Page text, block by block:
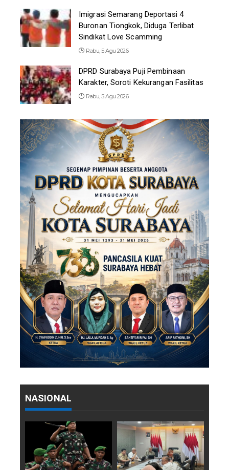
Imigrasi Semarang Deportasi 4
Buronan Tiongkok, Diduga Terlibat
Sindikat Love Scamming
Rabu, 5 Agu 2026
DPRD Surabaya Puji Pembinaan
Karakter, Soroti Kekurangan Fasilitas
Rabu, 5 Agu 2026
NASIONAL